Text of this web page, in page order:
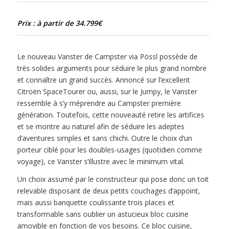
Prix : à partir de 34.799€
Le nouveau Vanster de Campster via Pössl possède de
très solides arguments pour séduire le plus grand nombre
et connaître un grand succès. Annoncé sur l’excellent
Citroën SpaceTourer ou, aussi, sur le Jumpy, le Vanster
ressemble à s’y méprendre au Campster première
génération. Toutefois, cette nouveauté retire les artifices
et se montre au naturel afin de séduire les adeptes
d’aventures simples et sans chichi. Outre le choix d’un
porteur ciblé pour les doubles-usages (quotidien comme
voyage), ce Vanster s’illustre avec le minimum vital.
Un choix assumé par le constructeur qui pose donc un toit
relevable disposant de deux petits couchages d’appoint,
mais aussi banquette coulissante trois places et
transformable sans oublier un astucieux bloc cuisine
amovible en fonction de vos besoins. Ce bloc cuisine,